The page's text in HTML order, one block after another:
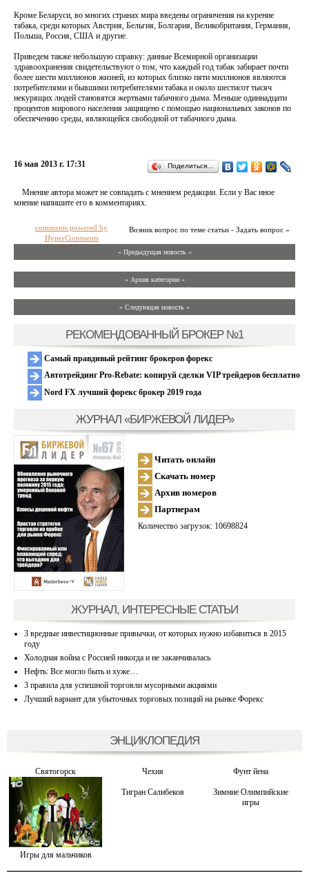
Кроме Беларуси, во многих странах мира введены ограничения на курение
табака, среди которых Австрия, Бельгия, Болгария, Великобритания, Германия,
Польша, Россия, США и другие.
Приведем также небольшую справку: данные Всемирной организации
здравоохранения свидетельствуют о том, что каждый год табак забирает почти
более шести миллионов жизней, из которых близко пяти миллионов являются
потребителями и бывшими потребителями табака и около шестисот тысяч
некурящих людей становятся жертвами табачного дыма. Меньше одиннадцати
процентов мирового населения защищено с помощью национальных законов по
обеспечению среды, являющейся свободной от табачного дыма.
16 мая 2013 г. 17:31 Поделиться…
Мнение автора может не совпадать с мнением редакции. Если у Вас иное
мнение напишите его в комментариях.
Возник вопрос по теме статьи - Задать вопрос »
comments powered by
HyperComments
« Предыдущая новость «
» Архив категории «
» Следующая новость »
РЕКОМЕНДОВАННЫЙ БРОКЕР №1
Самый правдивый рейтинг брокеров форекс
Автотрейдинг Pro-Rebate: копируй сделки VIP трейдеров бесплатно
Nord FX лучший форекс брокер 2019 года
ЖУРНАЛ «БИРЖЕВОЙ ЛИДЕР»
Читать онлайн
Скачать номер
Архив номеров
Партнерам
Количество загрузок: 10698824
ЖУРНАЛ, ИНТЕРЕСНЫЕ СТАТЬИ
3 вредные инвестиционные привычки, от которых нужно избавиться в 2015
году
Холодная война с Россией никогда и не заканчивалась
Нефть: Все могло быть и хуже…
3 правила для успешной торговли мусорными акциями
Лучший вариант для убыточных торговых позиций на рынке Форекс
ЭНЦИКЛОПЕДИЯ
Святогорск Чехия Фунт йена
Игры для мальчиков
Тигран Салибеков
Зимние Олимпийские
игры